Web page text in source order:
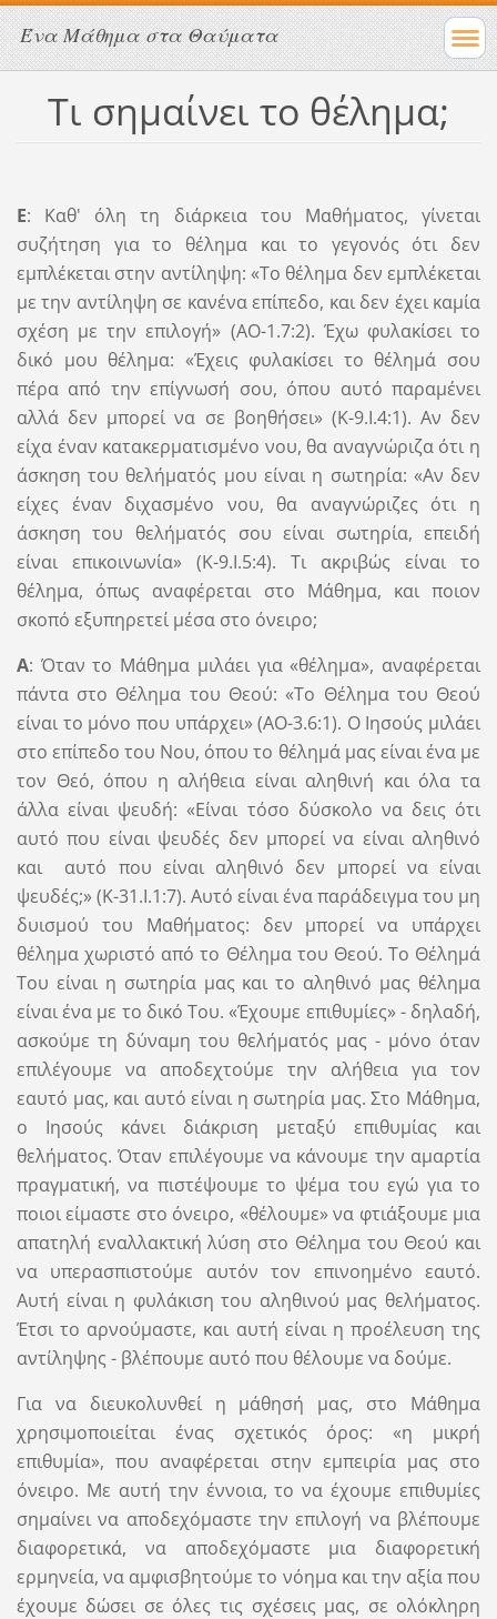
Ένα Μάθημα στα Θαύματα
Τι σημαίνει το θέλημα;
Ε: Καθ' όλη τη διάρκεια του Μαθήματος, γίνεται
συζήτηση για το θέλημα και το γεγονός ότι δεν
εμπλέκεται στην αντίληψη: «Το θέλημα δεν εμπλέκεται
με την αντίληψη σε κανένα επίπεδο, και δεν έχει καμία
σχέση με την επιλογή» (ΑΟ-1.7:2). Έχω φυλακίσει το
δικό μου θέλημα: «Έχεις φυλακίσει το θέλημά σου
πέρα ​​από την επίγνωσή σου, όπου αυτό παραμένει
αλλά δεν μπορεί να σε βοηθήσει» (Κ-9.I.4:1). Αν δεν
είχα έναν κατακερματισμένο νου, θα αναγνώριζα ότι η
άσκηση του θελήματός μου είναι η σωτηρία: «Αν δεν
είχες έναν διχασμένο νου, θα αναγνώριζες ότι η
άσκηση του θελήματός σου είναι σωτηρία, επειδή
είναι επικοινωνία» (Κ-9.I.5:4). Τι ακριβώς είναι το
θέλημα, όπως αναφέρεται στο Μάθημα, και ποιον
σκοπό εξυπηρετεί μέσα στο όνειρο;
Α: Όταν το Μάθημα μιλάει για «θέλημα», αναφέρεται
πάντα στο Θέλημα του Θεού: «Το Θέλημα του Θεού
είναι το μόνο που υπάρχει» (ΑΟ-3.6:1). Ο Ιησούς μιλάει
στο επίπεδο του Νου, όπου το θέλημά μας είναι ένα με
τον Θεό, όπου η αλήθεια είναι αληθινή και όλα τα
άλλα είναι ψευδή: «Είναι τόσο δύσκολο να δεις ότι
αυτό που είναι ψευδές δεν μπορεί να είναι αληθινό
και αυτό που είναι αληθινό δεν μπορεί να είναι
ψευδές;» (K-31.I.1:7). Αυτό είναι ένα παράδειγμα του μη
δυισμού του Μαθήματος: δεν μπορεί να υπάρχει
θέλημα χωριστό από το Θέλημα του Θεού. Το Θέλημά
Του είναι η σωτηρία μας και το αληθινό μας θέλημα
είναι ένα με το δικό Του. «Έχουμε επιθυμίες» - δηλαδή,
ασκούμε τη δύναμη του θελήματός μας - μόνο όταν
επιλέγουμε να αποδεχτούμε την αλήθεια για τον
εαυτό μας, και αυτό είναι η σωτηρία μας. Στο Μάθημα,
ο Ιησούς κάνει διάκριση μεταξύ επιθυμίας και
θελήματος. Όταν επιλέγουμε να κάνουμε την αμαρτία
πραγματική, να πιστέψουμε το ψέμα του εγώ για το
ποιοι είμαστε στο όνειρο, «θέλουμε» να φτιάξουμε μια
απατηλή εναλλακτική λύση στο Θέλημα του Θεού και
να υπερασπιστούμε αυτόν τον επινοημένο εαυτό.
Αυτή είναι η φυλάκιση του αληθινού μας θελήματος.
Έτσι το αρνούμαστε, και αυτή είναι η προέλευση της
αντίληψης - βλέπουμε αυτό που θέλουμε να δούμε.
Για να διευκολυνθεί η μάθησή μας, στο Μάθημα
χρησιμοποιείται ένας σχετικός όρος: «η μικρή
επιθυμία», που αναφέρεται στην εμπειρία μας στο
όνειρο. Με αυτή την έννοια, το να έχουμε επιθυμίες
σημαίνει να αποδεχόμαστε την επιλογή να βλέπουμε
διαφορετικά, να αποδεχόμαστε μια διαφορετική
ερμηνεία, να αμφισβητούμε το νόημα και την αξία που
έχουμε δώσει σε όλες τις σχέσεις μας, σε ολόκληρη